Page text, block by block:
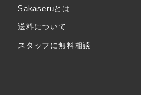
Sakaseruとは
送料について
スタッフに無料相談